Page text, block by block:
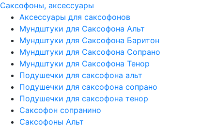
Саксофоны, аксессуары
Аксессуары для саксофонов
Мундштуки для Саксофона Альт
Мундштуки для Саксофона Баритон
Мундштуки для Саксофона Сопрано
Мундштуки для Саксофона Тенор
Подушечки для саксофона альт
Подушечки для саксофона сопрано
Подушечки для саксофона тенор
Саксофон сопранино
Саксофоны Альт